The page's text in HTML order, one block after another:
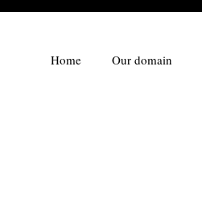
Home Our domain